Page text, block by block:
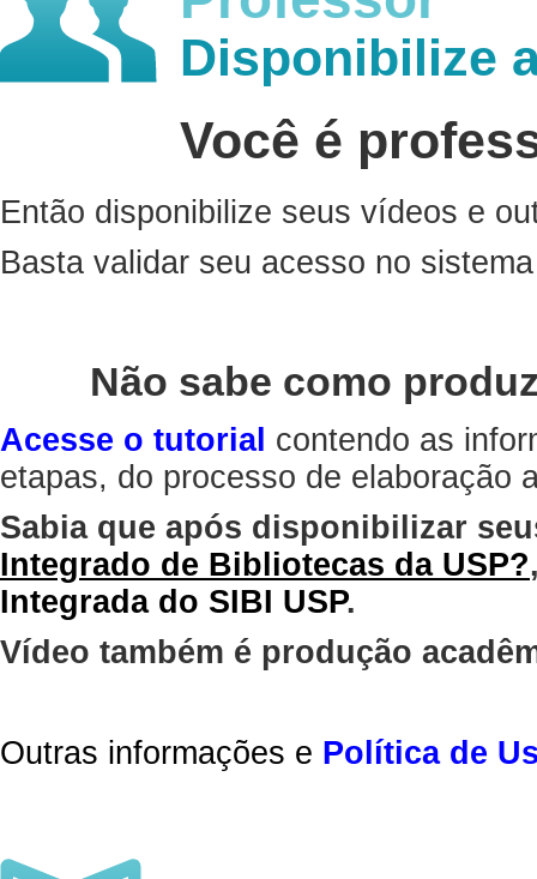
Disponibilize
Você é
Então disponibilize seus vídeos e
Basta validar seu acesso no
Não sabe como
Acesse o tutorial contendo as
etapas, do processo de elaboração
Sabia que após disponibilizar
Integrado de Bibliotecas da USP?
Integrada do SIBI USP.
Vídeo também é produção
Outras informações e Política de